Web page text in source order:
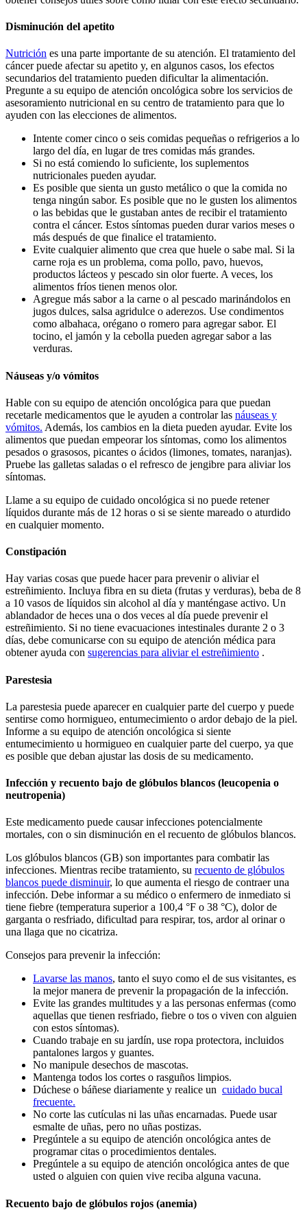
Disminución del apetito
Nutrición es una parte importante de su atención. El tratamiento del
cáncer puede afectar su apetito y, en algunos casos, los efectos
secundarios del tratamiento pueden dificultar la alimentación.
Pregunte a su equipo de atención oncológica sobre los servicios de
asesoramiento nutricional en su centro de tratamiento para que lo
ayuden con las elecciones de alimentos.
Intente comer cinco o seis comidas pequeñas o refrigerios a lo
largo del día, en lugar de tres comidas más grandes.
Si no está comiendo lo suficiente, los suplementos
nutricionales pueden ayudar.
Es posible que sienta un gusto metálico o que la comida no
tenga ningún sabor. Es posible que no le gusten los alimentos
o las bebidas que le gustaban antes de recibir el tratamiento
contra el cáncer. Estos síntomas pueden durar varios meses o
más después de que finalice el tratamiento.
Evite cualquier alimento que crea que huele o sabe mal. Si la
carne roja es un problema, coma pollo, pavo, huevos,
productos lácteos y pescado sin olor fuerte. A veces, los
alimentos fríos tienen menos olor.
Agregue más sabor a la carne o al pescado marinándolos en
jugos dulces, salsa agridulce o aderezos. Use condimentos
como albahaca, orégano o romero para agregar sabor. El
tocino, el jamón y la cebolla pueden agregar sabor a las
verduras.
Náuseas y/o vómitos
Hable con su equipo de atención oncológica para que puedan
recetarle medicamentos que le ayuden a controlar las náuseas y
vómitos. Además, los cambios en la dieta pueden ayudar. Evite los
alimentos que puedan empeorar los síntomas, como los alimentos
pesados o grasosos, picantes o ácidos (limones, tomates, naranjas).
Pruebe las galletas saladas o el refresco de jengibre para aliviar los
síntomas.
Llame a su equipo de cuidado oncológica si no puede retener
líquidos durante más de 12 horas o si se siente mareado o aturdido
en cualquier momento.
Constipación
Hay varias cosas que puede hacer para prevenir o aliviar el
estreñimiento. Incluya fibra en su dieta (frutas y verduras), beba de 8
a 10 vasos de líquidos sin alcohol al día y manténgase activo. Un
ablandador de heces una o dos veces al día puede prevenir el
estreñimiento. Si no tiene evacuaciones intestinales durante 2 o 3
días, debe comunicarse con su equipo de atención médica para
obtener ayuda con sugerencias para aliviar el estreñimiento .
Parestesia
La parestesia puede aparecer en cualquier parte del cuerpo y puede
sentirse como hormigueo, entumecimiento o ardor debajo de la piel.
Informe a su equipo de atención oncológica si siente
entumecimiento u hormigueo en cualquier parte del cuerpo, ya que
es posible que deban ajustar las dosis de su medicamento.
Infección y recuento bajo de glóbulos blancos (leucopenia o
neutropenia)
Este medicamento puede causar infecciones potencialmente
mortales, con o sin disminución en el recuento de glóbulos blancos.
Los glóbulos blancos (GB) son importantes para combatir las
infecciones. Mientras recibe tratamiento, su recuento de glóbulos
blancos puede disminuir, lo que aumenta el riesgo de contraer una
infección. Debe informar a su médico o enfermero de inmediato si
tiene fiebre (temperatura superior a 100,4 °F o 38 °C), dolor de
garganta o resfriado, dificultad para respirar, tos, ardor al orinar o
una llaga que no cicatriza.
Consejos para prevenir la infección:
Lavarse las manos, tanto el suyo como el de sus visitantes, es
la mejor manera de prevenir la propagación de la infección.
Evite las grandes multitudes y a las personas enfermas (como
aquellas que tienen resfriado, fiebre o tos o viven con alguien
con estos síntomas).
Cuando trabaje en su jardín, use ropa protectora, incluidos
pantalones largos y guantes.
No manipule desechos de mascotas.
Mantenga todos los cortes o rasguños limpios.
Dúchese o báñese diariamente y realice un cuidado bucal
frecuente.
No corte las cutículas ni las uñas encarnadas. Puede usar
esmalte de uñas, pero no uñas postizas.
Pregúntele a su equipo de atención oncológica antes de
programar citas o procedimientos dentales.
Pregúntele a su equipo de atención oncológica antes de que
usted o alguien con quien vive reciba alguna vacuna.
Recuento bajo de glóbulos rojos (anemia)